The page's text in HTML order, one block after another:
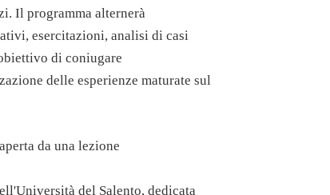
Il programma alternerà
esercitazioni, analisi di casi
di coniugare
delle esperienze maturate sul
da una lezione
del Salento, dedicata